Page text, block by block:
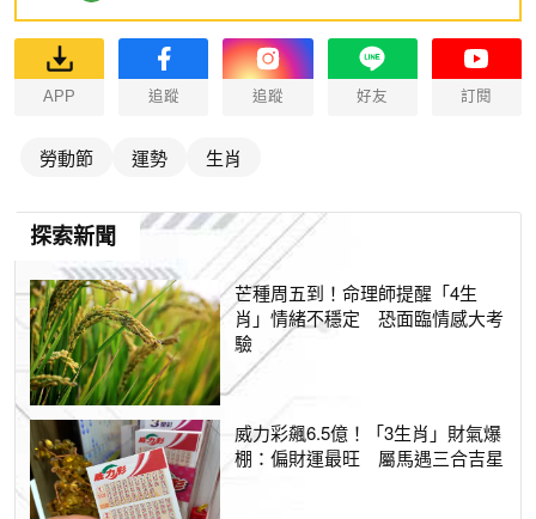
APP 追蹤 追蹤 好友 訂閱
勞動節 運勢 生肖
探索新聞
芒種周五到！命理師提醒「4生
肖」情緒不穩定 恐面臨情感大考
驗
威力彩飆6.5億！「3生肖」財氣爆
棚：偏財運最旺 屬馬遇三合吉星